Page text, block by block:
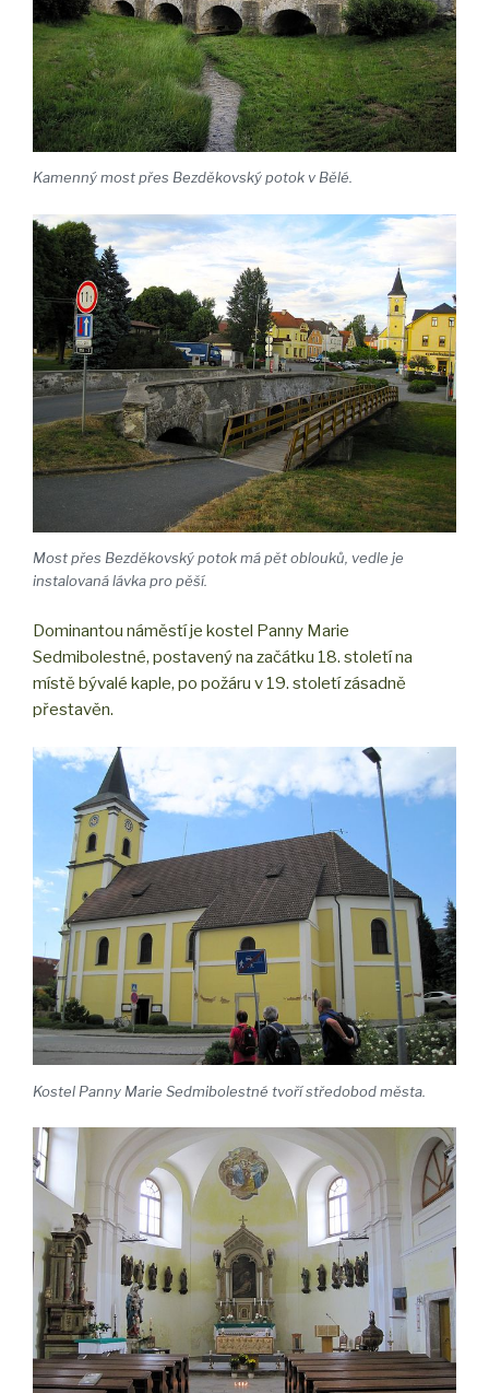
Kamenný most přes Bezděkovský potok v Bělé.
Most přes Bezděkovský potok má pět oblouků, vedle je
instalovaná lávka pro pěší.
Dominantou náměstí je kostel Panny Marie
Sedmibolestné, postavený na začátku 18. století na
místě bývalé kaple, po požáru v 19. století zásadně
přestavěn.
Kostel Panny Marie Sedmibolestné tvoří středobod města.